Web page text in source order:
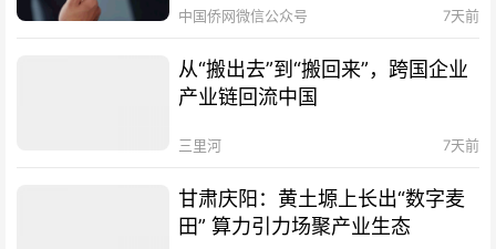
中国侨网微信公众号 7天前
从“搬出去”到“搬回来”，跨国企业
产业链回流中国
三里河 7天前
甘肃庆阳：黄土塬上长出“数字麦
田” 算力引力场聚产业生态